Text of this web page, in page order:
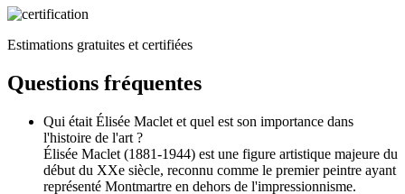
Estimations gratuites et certifiées
Questions fréquentes
Qui était Élisée Maclet et quel est son importance dans
l'histoire de l'art ?
Élisée Maclet (1881-1944) est une figure artistique majeure du
début du XXe siècle, reconnu comme le premier peintre ayant
représenté Montmartre en dehors de l'impressionnisme.